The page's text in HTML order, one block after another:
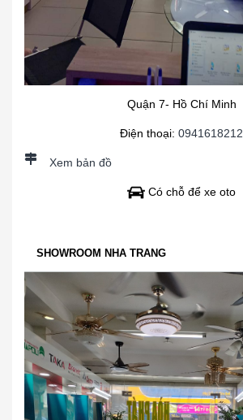
Quận 7- Hồ Chí Minh
Điện thoại: 0941618212
Xem bản đồ
Có chỗ để xe oto
SHOWROOM NHA TRANG